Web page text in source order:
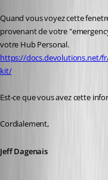
Quand vous voyez cette
provenant de votre
votre Hub Personal.
https://docs.devolutions.net/
kit/
Est-ce que vous avez cette
Cordialement,
Jeff Dagenais